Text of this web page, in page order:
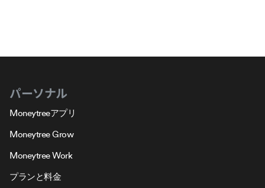
パーソナル
Moneytreeアプリ
Moneytree Grow
Moneytree Work
プランと料金